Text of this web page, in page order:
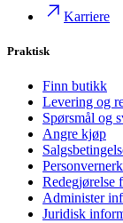
Karriere
Praktisk
Finn butikk
Levering og
Spørsmål og
Angre kjøp
Redegjørelse
Administer
Juridisk